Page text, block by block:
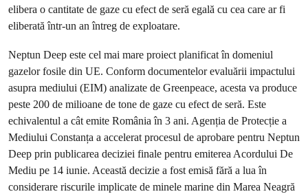
elibera o cantitate de gaze cu efect de seră egală cu cea care ar fi
eliberată într-un an întreg de exploatare.
Neptun Deep este cel mai mare proiect planificat în domeniul
gazelor fosile din UE. Conform documentelor evaluării impactului
asupra mediului (EIM) analizate de Greenpeace, acesta va produce
peste 200 de milioane de tone de gaze cu efect de seră. Este
echivalentul a cât emite România în 3 ani. Agenția de Protecție a
Mediului Constanța a accelerat procesul de aprobare pentru Neptun
Deep prin publicarea deciziei finale pentru emiterea Acordului De
Mediu pe 14 iunie. Această decizie a fost emisă fără a lua în
considerare riscurile implicate de minele marine din Marea Neagră